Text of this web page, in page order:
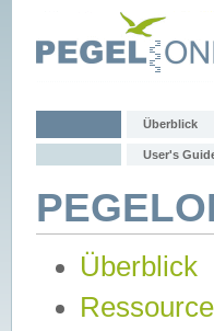
Überblick
User's
Überblick